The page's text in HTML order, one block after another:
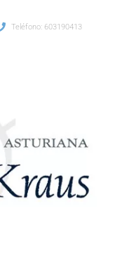
Teléfono: 603190413